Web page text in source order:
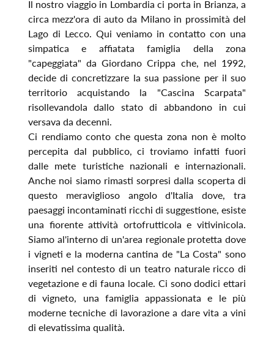
Il nostro viaggio in Lombardia ci porta in Brianza, a
circa mezz'ora di auto da Milano in prossimità del
Lago di Lecco. Qui veniamo in contatto con una
simpatica e affiatata famiglia della zona
"capeggiata" da Giordano Crippa che, nel 1992,
decide di concretizzare la sua passione per il suo
territorio acquistando la "Cascina Scarpata"
risollevandola dallo stato di abbandono in cui
versava da decenni.
Ci rendiamo conto che questa zona non è molto
percepita dal pubblico, ci troviamo infatti fuori
dalle mete turistiche nazionali e internazionali.
Anche noi siamo rimasti sorpresi dalla scoperta di
questo meraviglioso angolo d'Italia dove, tra
paesaggi incontaminati ricchi di suggestione, esiste
una fiorente attività ortofrutticola e vitivinicola.
Siamo al'interno di un'area regionale protetta dove
i vigneti e la moderna cantina de "La Costa" sono
inseriti nel contesto di un teatro naturale ricco di
vegetazione e di fauna locale. Ci sono dodici ettari
di vigneto, una famiglia appassionata e le più
moderne tecniche di lavorazione a dare vita a vini
di elevatissima qualità.